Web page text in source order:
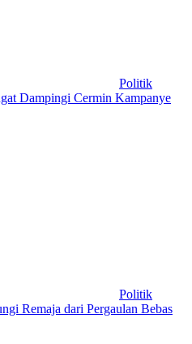
Politik
Dampingi Cermin Kampanye
Politik
Remaja dari Pergaulan Bebas